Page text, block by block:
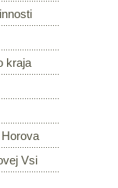
kraja
Vsi